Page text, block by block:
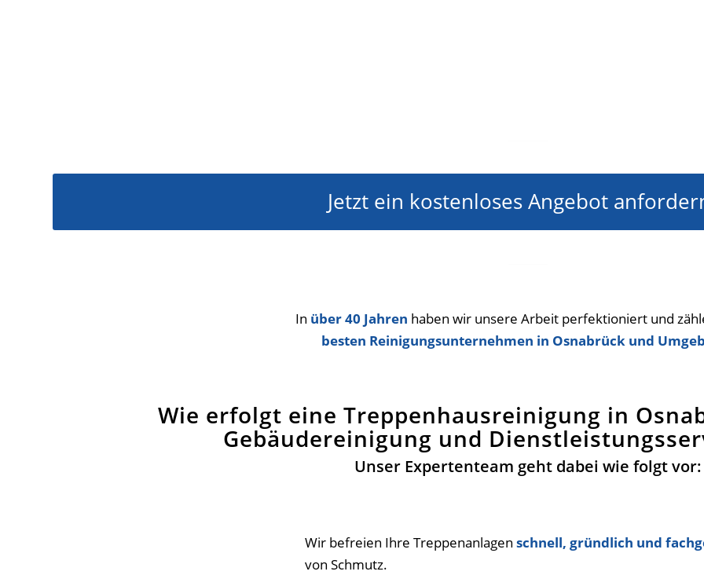
Jetzt ein kostenloses Angebot
In über 40 Jahren haben wir unsere Arbeit perfektioniert und
besten Reinigungsunternehmen in Osnabrück und
Wie erfolgt eine Treppenhausreinigung in
Gebäudereinigung und
Unser Expertenteam geht dabei wie folgt vor:
Wir befreien Ihre Treppenanlagen schnell, gründlich und
von Schmutz.